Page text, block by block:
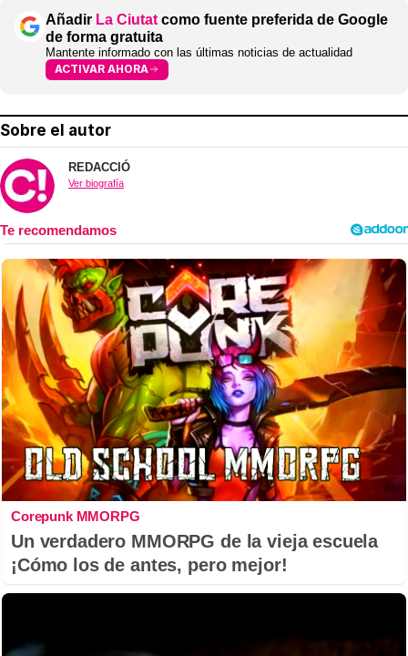
Añadir La Ciutat como fuente preferida de Google
de forma gratuita
Mantente informado con las últimas noticias de actualidad
ACTIVAR AHORA
Sobre el autor
REDACCIÓ
Ver biografía
Corepunk MMORPG
Un verdadero MMORPG de la vieja escuela
¡Cómo los de antes, pero mejor!